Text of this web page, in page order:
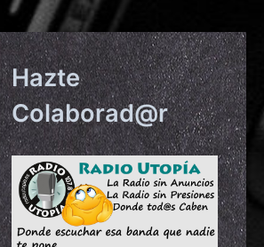
Hazte
Colaborad@r